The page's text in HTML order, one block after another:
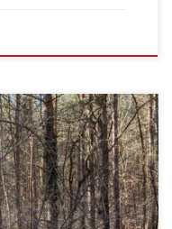
Plan als
praxisnahe Hilfestellung
Handlungsfeldern des
Beschaffung,
sowie Glaubwürdigkeit.